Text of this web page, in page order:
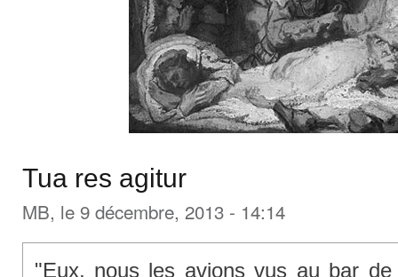
Tua res agitur
MB, le 9 décembre, 2013 - 14:14
"Eux, nous les avions vus au bar